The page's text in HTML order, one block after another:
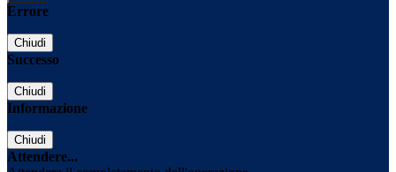
Errore
Chiudi
Successo
Chiudi
Informazione
Chiudi
Attendere...